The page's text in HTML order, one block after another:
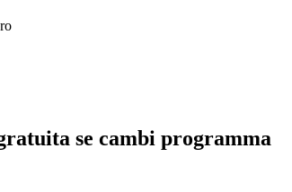
se cambi programma